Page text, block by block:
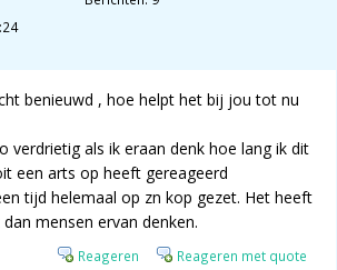
benieuwd , hoe helpt het bij jou tot nu
verdrietig als ik eraan denk hoe lang ik dit
een arts op heeft gereageerd
tijd helemaal op zn kop gezet. Het heeft
mensen ervan denken.
Reageren Reageren met quote